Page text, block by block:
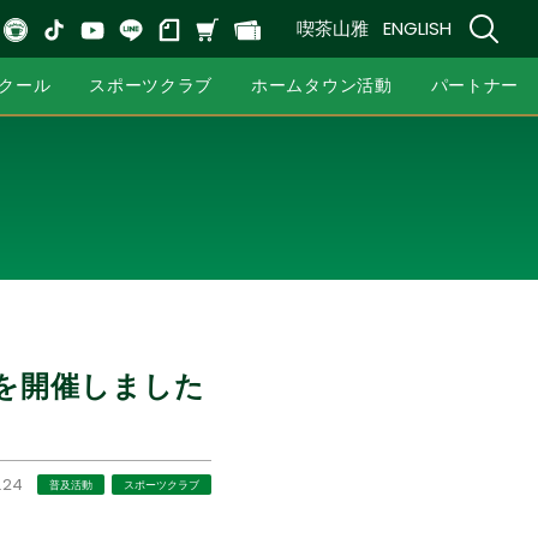
喫茶山雅 ENGLISH
ール スポーツクラブ ホームタウン活動 パートナー
開催しました
普及活動 スポーツクラブ